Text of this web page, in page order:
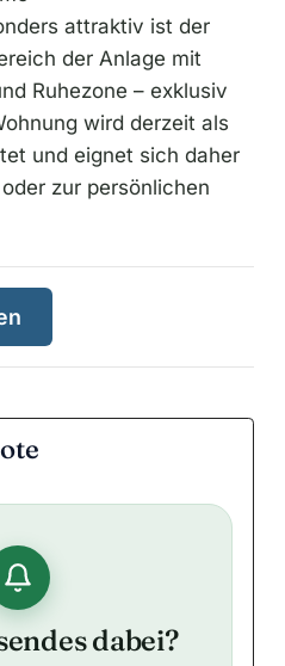
attraktiv ist der
der Anlage mit
Ruhezone – exklusiv
wird derzeit als
und eignet sich daher
zur persönlichen
dabei?